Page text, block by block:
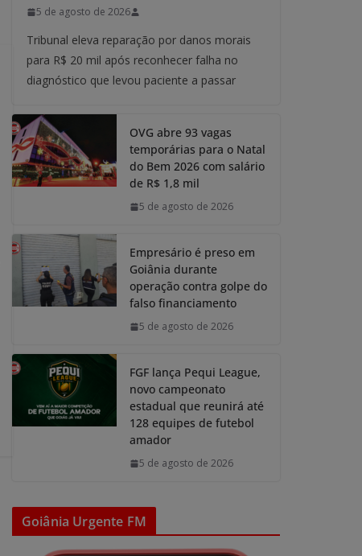
5 de agosto de 2026
Tribunal eleva reparação por danos morais
para R$ 20 mil após reconhecer falha no
diagnóstico que levou paciente a passar
OVG abre 93 vagas
temporárias para o Natal
do Bem 2026 com salário
de R$ 1,8 mil
5 de agosto de 2026
Empresário é preso em
Goiânia durante
operação contra golpe do
falso financiamento
5 de agosto de 2026
FGF lança Pequi League,
novo campeonato
estadual que reunirá até
128 equipes de futebol
amador
5 de agosto de 2026
Goiânia Urgente FM